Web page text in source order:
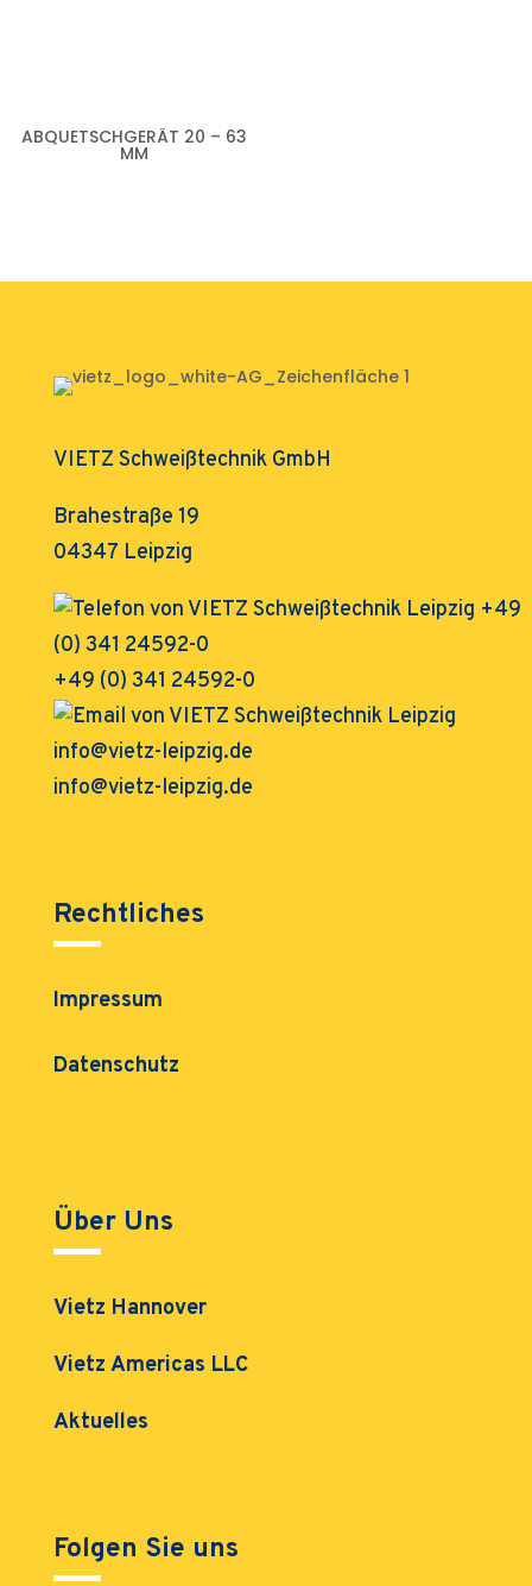
ABQUETSCHGERÄT 20 – 63
MM
VIETZ Schweißtechnik GmbH
Brahestraße 19
04347 Leipzig
+49 (0) 341 24592-0
info@vietz-leipzig.de
Rechtliches
Impressum
Datenschutz
Über Uns
Vietz Hannover
Vietz Americas LLC
Aktuelles
Folgen Sie uns